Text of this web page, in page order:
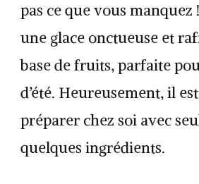
pas ce que vous manquez
une glace onctueuse et
base de fruits, parfaite
d’été. Heureusement, il
préparer chez soi avec
quelques ingrédients.